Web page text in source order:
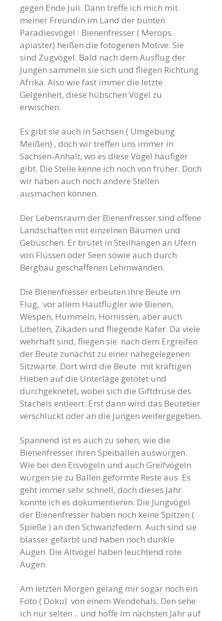
gegen Ende Juli. Dann treffe ich mich mit
meiner Freundin im Land der bunten
Paradiesvögel : Bienenfresser ( Merops
apiaster) heißen die fotogenen Motive. Sie
sind Zugvögel. Bald nach dem Ausflug der
Jungen sammeln sie sich und fliegen Richtung
Afrika. Also wie fast immer die letzte
Gelgenheit, diese hübschen Vögel zu
erwischen.
Es gibt sie auch in Sachsen ( Umgebung
Meißen) , doch wir treffen uns immer in
Sachsen-Anhalt, wo es diese Vögel häufiger
gibt. Die Stelle kenne ich noch von früher. Doch
wir haben auch noch andere Stellen
ausmachen können.
Der Lebensraum der Bienenfresser sind offene
Landschaften mit einzelnen Bäumen und
Gebüschen. Er brütet in Steilhängen an Ufern
von Flüssen oder Seen sowie auch durch
Bergbau geschaffenen Lehmwänden.
Die Bienenfresser erbeuten ihre Beute im
Flug, vor allem Hautflügler wie Bienen,
Wespen, Hummeln, Hornissen, aber auch
Libellen, Zikaden und fliegende Käfer. Da viele
wehrhaft sind, fliegen sie nach dem Ergreifen
der Beute zunächst zu einer nahegelegenen
Sitzwarte. Dort wird die Beute mit kräftigen
Hieben auf die Unterlage getötet und
durchgeknetet, wobei sich die Giftdrüse des
Stachels entleert. Erst dann wird das Beutetier
verschluckt oder an die Jungen weitergegeben.
Spannend ist es auch zu sehen, wie die
Bienenfresser ihren Speiballen auswürgen.
Wie bei den Eisvögeln und auch Greifvögeln
würgen sie zu Ballen geformte Reste aus. Es
geht immer sehr schnell, doch dieses Jahr
konnte ich es dokumentieren. Die Jungvögel
der Bienenfresser haben noch keine Spitzen (
Spieße ) an den Schwanzfedern. Auch sind sie
blasser gefärbt und haben noch dunkle
Augen. Die Altvögel haben leuchtend rote
Augen.
Am letzten Morgen gelang mir sogar noch ein
Foto ( Doku) von einem Wendehals. Den sehe
ich nur selten .. und hoffe im nächsten Jahr auf